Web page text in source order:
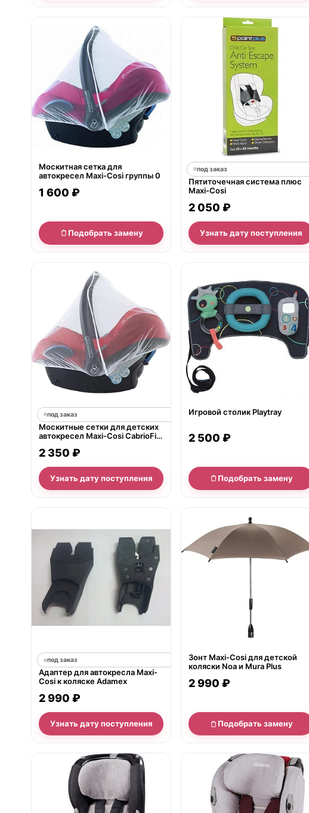
Москитная сетка для
автокресел Maxi-Cosi группы 0
1 600 ₽
Подобрать замену
под заказ
Пятиточечная система плюс
Maxi-Cosi
2 050 ₽
Узнать дату поступления
под заказ
Москитные сетки для детских
автокресел Maxi-Cosi CabrioFix,
2 350 ₽
Узнать дату поступления
Игровой столик Playtray
2 500 ₽
Подобрать замену
под заказ
Адаптер для автокресла Maxi-
Cosi к коляске Adamex
2 990 ₽
Узнать дату поступления
Зонт Maxi-Cosi для детской
коляски Noa и Mura Plus
2 990 ₽
Подобрать замену
нет в продаже